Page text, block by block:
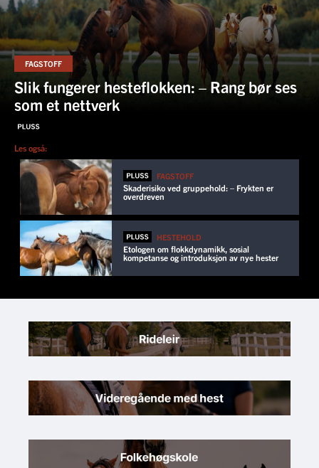
FAGSTOFF
Slik fungerer hesteflokken: – Rang bør ses
som et nettverk
Les også:
FAGSTOFF
Skaderisiko ved gruppehold: – Frykten er
overdreven
HESTEHOLD
Etologen om flokkdynamikk, sosial
kompetanse og introduksjon av nye hester